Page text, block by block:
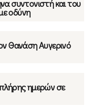
συντονιστή και του
οδύνη
Θανάση Αυγερινό
ημερών σε